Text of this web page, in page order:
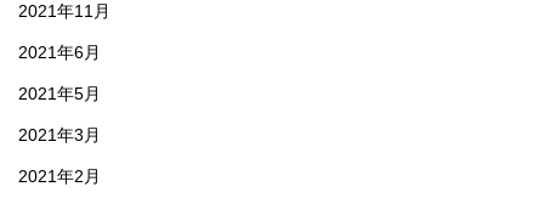
2021年11月
2021年6月
2021年5月
2021年3月
2021年2月